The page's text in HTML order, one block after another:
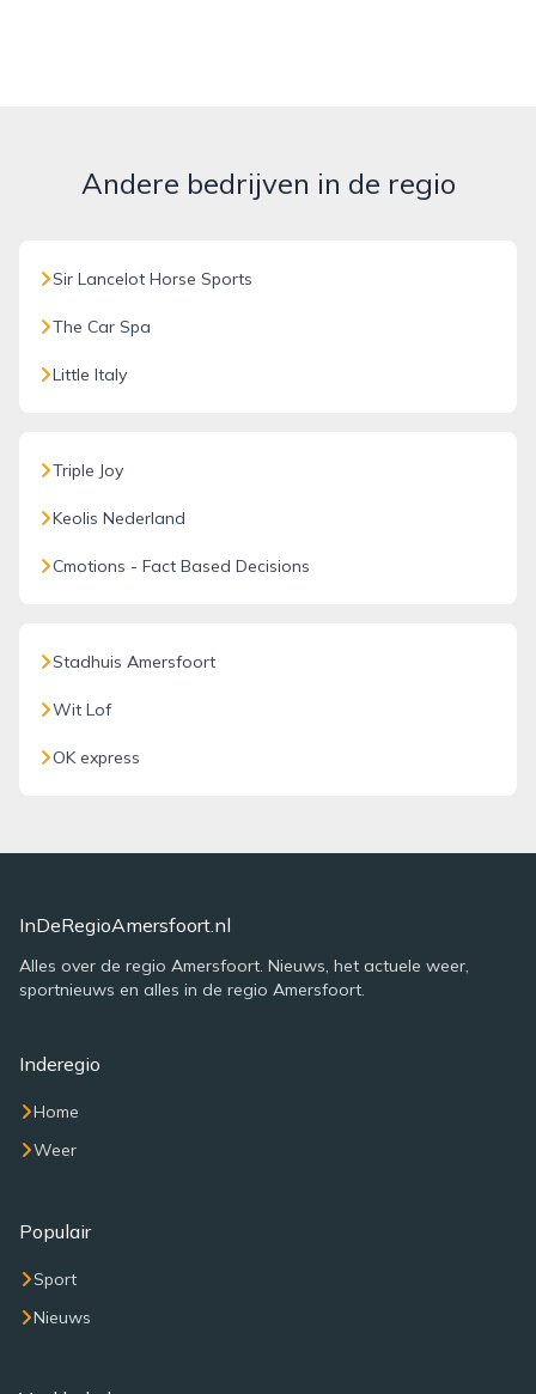
Andere bedrijven in de regio
Sir Lancelot Horse Sports
The Car Spa
Little Italy
Triple Joy
Keolis Nederland
Cmotions - Fact Based Decisions
Stadhuis Amersfoort
Wit Lof
OK express
InDeRegioAmersfoort.nl
Alles over de regio Amersfoort. Nieuws, het actuele weer,
sportnieuws en alles in de regio Amersfoort.
Inderegio
Home
Weer
Populair
Sport
Nieuws